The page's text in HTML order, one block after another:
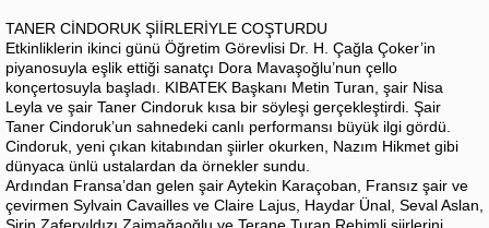
TANER CİNDORUK ŞİİRLERİYLE COŞTURDU
Etkinliklerin ikinci günü Öğretim Görevlisi Dr. H. Çağla Çoker’in
piyanosuyla eşlik ettiği sanatçı Dora Mavaşoğlu’nun çello
konçertosuyla başladı. KIBATEK Başkanı Metin Turan, şair Nisa
Leyla ve şair Taner Cindoruk kısa bir söyleşi gerçekleştirdi. Şair
Taner Cindoruk’un sahnedeki canlı performansı büyük ilgi gördü.
Cindoruk, yeni çıkan kitabından şiirler okurken, Nazım Hikmet gibi
dünyaca ünlü ustalardan da örnekler sundu.
Ardından Fransa’dan gelen şair Aytekin Karaçoban, Fransız şair ve
çevirmen Sylvain Cavailles ve Claire Lajus, Haydar Ünal, Seval Aslan,